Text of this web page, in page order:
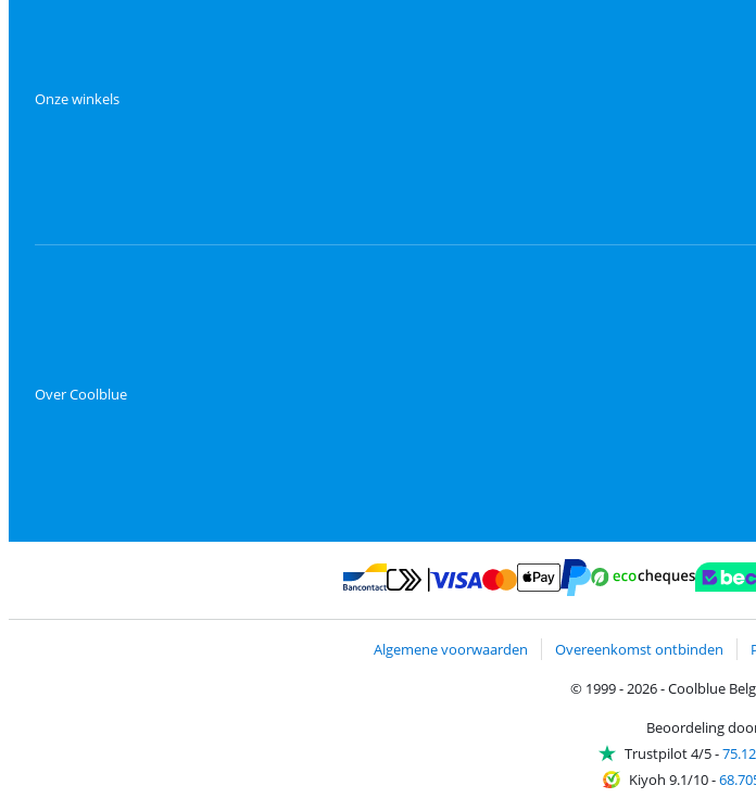
Onze winkels
Over Coolblue
Betalen met MasterCard en Visa via ClickToPay
Algemene voorwaarden Overeenkomst ontbinden
© 1999 - 2026 - Coolblue
Beoordeling
Trustpilot 4/5-
Kiyoh 9.1/10-